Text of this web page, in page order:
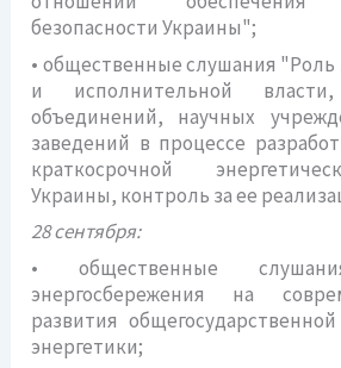
безопасности Украины";
• общественные слушания "Роль
и исполнительной
объединений, научных
заведений в процессе
краткосрочной
Украины, контроль за ее
28 сентября:
• общественные
энергосбережения на
развития
энергетики;